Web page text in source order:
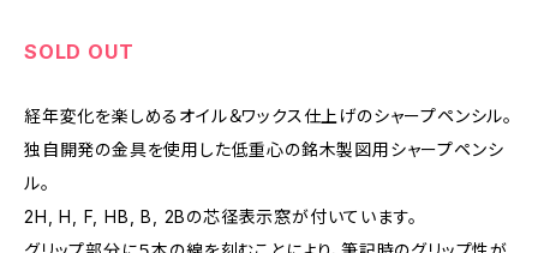
SOLD OUT
経年変化を楽しめるオイル＆ワックス仕上げのシャープペンシル。
独自開発の金具を使用した低重心の銘木製図用シャープペンシ
ル。
2H, H, F, HB, B, 2Bの芯径表示窓が付いています。